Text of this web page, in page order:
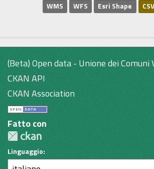
WMS WFS Esri Shape CSV
(Beta) Open data - Unione dei Comuni
CKAN API
CKAN Association
Fatto con
Linguaggio